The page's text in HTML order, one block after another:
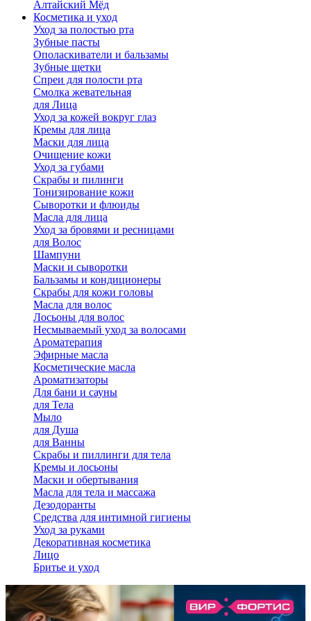
Алтайский Мёд
Косметика и уход
Уход за полостью рта
Зубные пасты
Ополаскиватели и бальзамы
Зубные щетки
Спреи для полости рта
Смолка жевательная
для Лица
Уход за кожей вокруг глаз
Кремы для лица
Маски для лица
Очищение кожи
Уход за губами
Скрабы и пилинги
Тонизирование кожи
Сыворотки и флюиды
Масла для лица
Уход за бровями и ресницами
для Волос
Шампуни
Маски и сыворотки
Бальзамы и кондиционеры
Скрабы для кожи головы
Масла для волос
Лосьоны для волос
Несмываемый уход за волосами
Ароматерапия
Эфирные масла
Косметические масла
Ароматизаторы
Для бани и сауны
для Тела
Мыло
для Душа
для Ванны
Скрабы и пиллинги для тела
Кремы и лосьоны
Маски и обертывания
Масла для тела и массажа
Дезодоранты
Средства для интимной гигиены
Уход за руками
Декоративная косметика
Лицо
Бритье и уход